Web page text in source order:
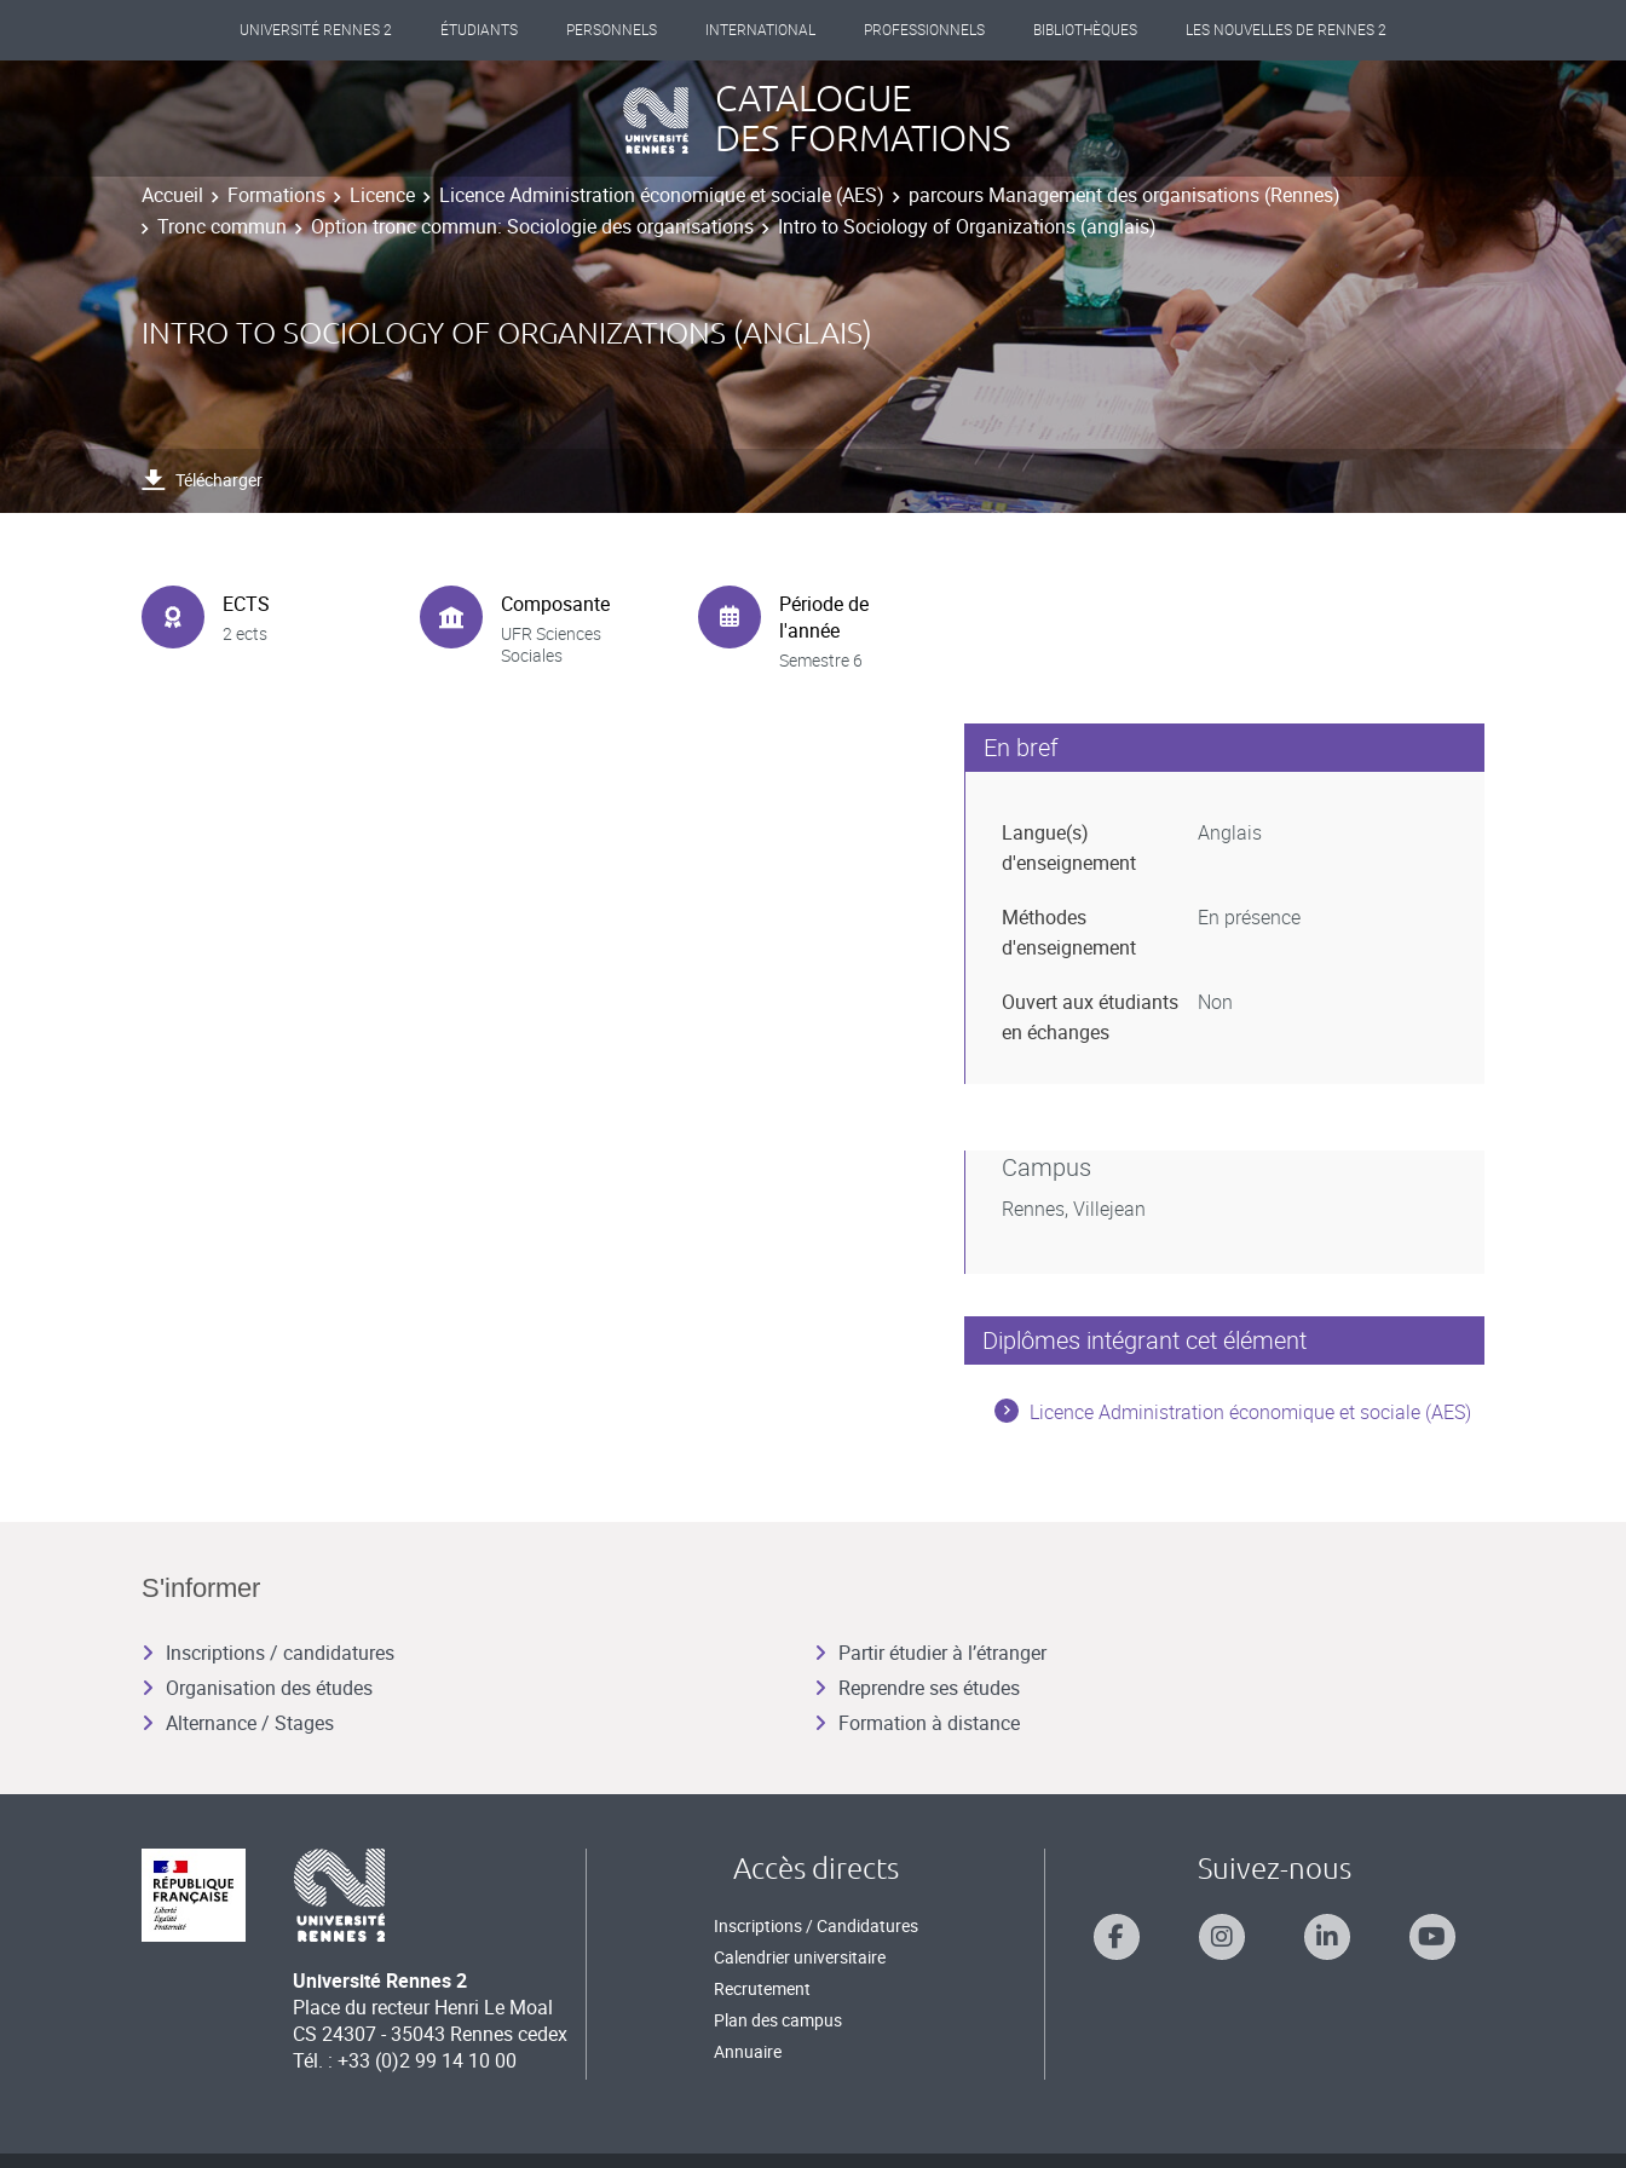
UNIVERSITÉ RENNES 2 ÉTUDIANTS PERSONNELS INTERNATIONAL PROFESSIONNELS BIBLIOTHÈQUES LES NOUVELLES DE RENNES 2
CATALOGUE
DES FORMATIONS
Accueil Formations Licence Licence Administration économique et sociale (AES)
parcours Management des organisations (Rennes)
Tronc commun
Option tronc commun: Sociologie des organisations Intro to Sociology of Organizations (anglais)
INTRO TO SOCIOLOGY OF ORGANIZATIONS (ANGLAIS)
Télécharger
ECTS
2 ects
Composante
UFR Sciences
Sociales
Période de
l'année
Semestre 6
En bref
Langue(s)
d'enseignement
Anglais
Méthodes
d'enseignement
En présence
Ouvert aux étudiants
en échanges
Non
Campus
Rennes, Villejean
Diplômes intégrant cet élément
Licence Administration économique et sociale (AES)
S'informer
Inscriptions / candidatures
Organisation des études
Alternance / Stages
Partir étudier à l’étranger
Reprendre ses études
Formation à distance
Université Rennes 2
Place du recteur Henri Le Moal
CS 24307 - 35043 Rennes cedex
Tél. : +33 (0)2 99 14 10 00
Accès directs
Inscriptions / Candidatures
Calendrier universitaire
Recrutement
Plan des campus
Annuaire
Suivez-nous